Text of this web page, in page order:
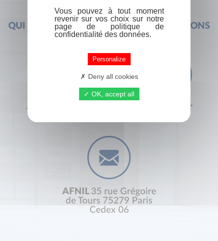
QUI SOMMES-NOUS ? FOIRE AUX QUESTIONS
+33 (0) 1 44 41 29 19 CONTACT
AFNIL 35 rue Grégoire
de Tours 75279 Paris
Cedex 06
Vous pouvez à tout moment
revenir sur vos choix sur notre
page de politique de
confidentialité des données.
Personalize
Deny all cookies
OK, accept all